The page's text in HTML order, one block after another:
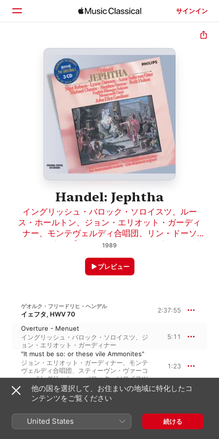
サインイン
ホーム
見つける
Handel: Jephtha
イングリッシュ・バロック・ソロイスツ 、 ルー
ス・ホールトン、 ジョン・エリオット・ガーディ
ナー、 モンテヴェルディ合唱団 、
リン・ドーソ
アンネ・ゾフィー・フォン・オッター
マイ
ーヴン・ヴァーコー
1989
プレビュー
ゲオルク・フリードリヒ・ヘンデル
イェフタ, HWV 70 2:37:55
Overture - Menuet
イングリッシュ・バロック・ソロイスツ、 ジ
ョン・エリオット・ガーディナー
5:11
"It must be so: or these vile Ammonites"
ジョン・エリオット・ガーディナー、 モンテ
ヴェルディ合唱団、 スティーヴン・ヴァーコ
ー、イングリッシュ・バロック・ソロイスツ
1:23
"Pour forth no more unheeded pray'rs"
スティーヴン・ヴァーコー、 モンテヴェルデ
ィ合唱団 、
ジョン・エリオット・ガーディナ
"No more to Ammon's god and king"
イングリッシュ・バロック・ソロイスツ
ジ
2:54
他の国を選択して、お住まいの地域に特化したコ
ンテンツをご覧ください
United States 続ける